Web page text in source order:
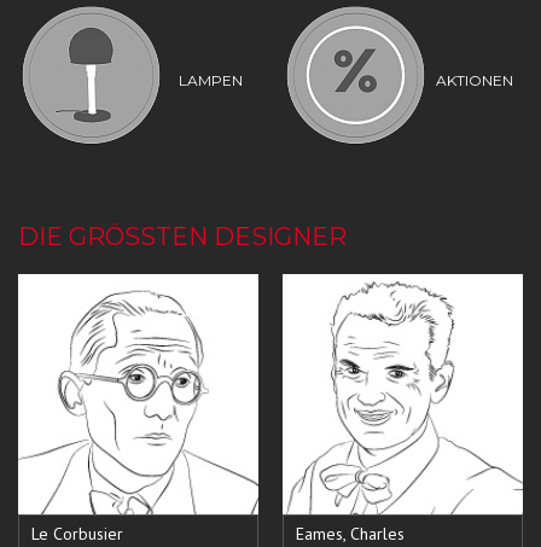
LAMPEN AKTIONEN
DIE GRÖSSTEN DESIGNER
Le Corbusier Eames, Charles